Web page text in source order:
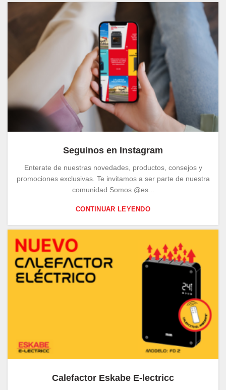
Seguinos en Instagram
Enterate de nuestras novedades, productos, consejos y
promociones exclusivas. Te invitamos a ser parte de nuestra
comunidad Somos @es...
CONTINUAR LEYENDO
Calefactor Eskabe E-lectricc